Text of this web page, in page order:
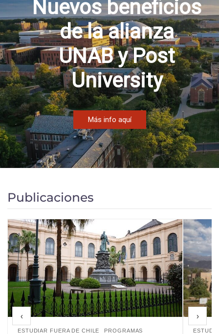
Nuevos beneficios
de la alianza
UNAB y Post
University
Más info aquí
Publicaciones
ESTUDIAR FUERA DE CHILE PROGRAMAS
‹ ›